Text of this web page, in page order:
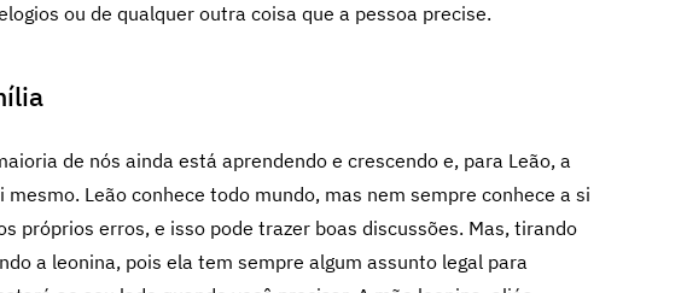
ou de qualquer outra coisa que a pessoa precise.
de nós ainda está aprendendo e crescendo e, para Leão, a
Leão conhece todo mundo, mas nem sempre conhece a si
próprios erros, e isso pode trazer boas discussões. Mas, tirando
a leonina, pois ela tem sempre algum assunto legal para